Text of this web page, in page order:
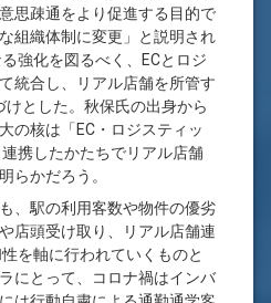
思疎通をより促進する目的で
組織体制に変更」と説明され
強化を図るべく、ECとロジ
統合し、リアル店舗を所管す
とした。秋保氏の出身から
の核は「EC・ロジスティッ
携したかたちでリアル店舗
らかだろう。
、駅の利用客数や物件の優劣
店頭受け取り、リアル店舗連
を軸に行われていくものと
にとって、コロナ禍はインバ